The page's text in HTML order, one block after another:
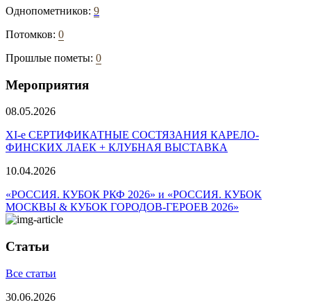
Однопометников: 9
Потомков: 0
Прошлые пометы: 0
Мероприятия
08.05.2026
ХI-е СЕРТИФИКАТНЫЕ СОСТЯЗАНИЯ КАРЕЛО-
ФИНСКИХ ЛАЕК + КЛУБНАЯ ВЫСТАВКА
10.04.2026
«РОССИЯ. КУБОК РКФ 2026» и «РОССИЯ. КУБОК
МОСКВЫ & КУБОК ГОРОДОВ-ГЕРОЕВ 2026»
Статьи
Все статьи
30.06.2026